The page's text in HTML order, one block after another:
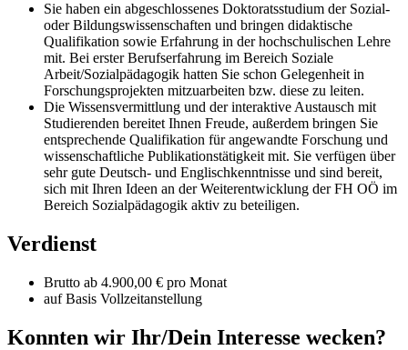
Sie haben ein abgeschlossenes Doktoratsstudium der Sozial-
oder Bildungswissenschaften und bringen didaktische
Qualifikation sowie Erfahrung in der hochschulischen Lehre
mit. Bei erster Berufserfahrung im Bereich Soziale
Arbeit/Sozialpädagogik hatten Sie schon Gelegenheit in
Forschungsprojekten mitzuarbeiten bzw. diese zu leiten.
Die Wissensvermittlung und der interaktive Austausch mit
Studierenden bereitet Ihnen Freude, außerdem bringen Sie
entsprechende Qualifikation für angewandte Forschung und
wissenschaftliche Publikationstätigkeit mit. Sie verfügen über
sehr gute Deutsch- und Englischkenntnisse und sind bereit,
sich mit Ihren Ideen an der Weiterentwicklung der FH OÖ im
Bereich Sozialpädagogik aktiv zu beteiligen.
Verdienst
Brutto ab 4.900,00 € pro Monat
auf Basis Vollzeitanstellung
Konnten wir Ihr/Dein Interesse wecken?